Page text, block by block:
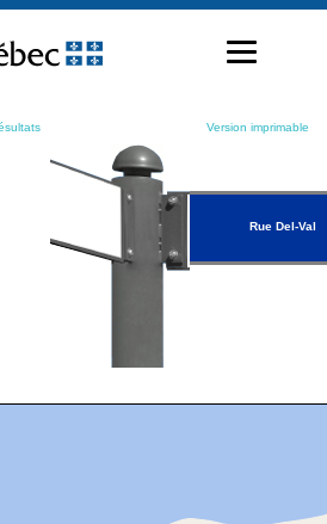
Version imprimable
Rue Del-Val